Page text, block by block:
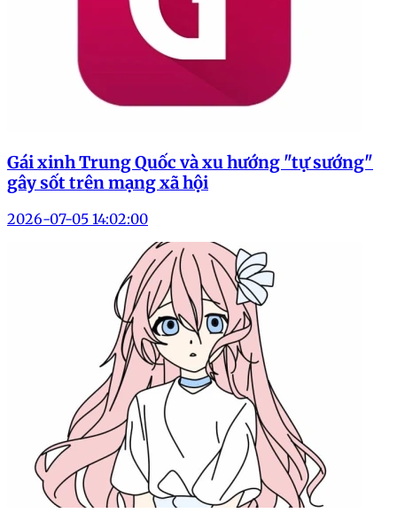
Gái xinh Trung Quốc và xu hướng "tự sướng"
gây sốt trên mạng xã hội
2026-07-05 14:02:00